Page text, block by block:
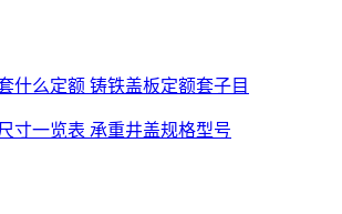
什么定额 铸铁盖板定额套子目
寸一览表 承重井盖规格型号